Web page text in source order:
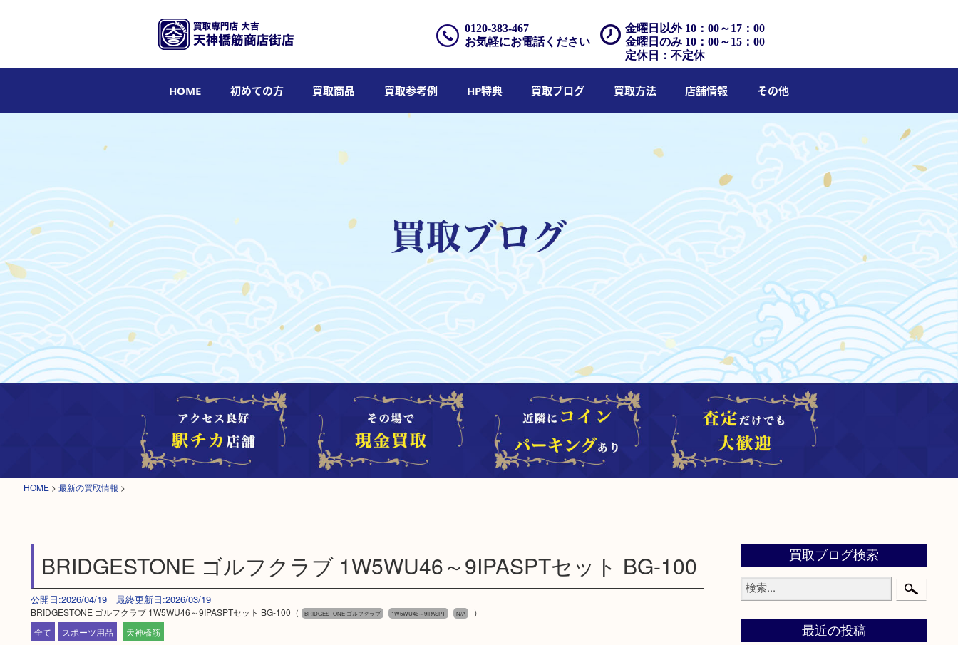
金曜日以外 10：00～17：00
金曜日のみ 10：00～15：00
定休日：不定休
0120-383-467
お気軽にお電話ください
HOME 初めての方 買取商品 買取参考例 HP特典 買取ブログ 買取方法 店舗情報 その他
HOME > 最新の買取情報 >
BRIDGESTONE ゴルフクラブ 1W5WU46～9IPASPTセット BG-100
公開日:2026/04/19 最終更新日:2026/03/19
BRIDGESTONE ゴルフクラブ 1W5WU46～9IPASPTセット BG-100（ BRIDGESTONE ゴルフクラブ 1W5WU46～9IPASPT N/A
）
全て
スポーツ用品 天神橋筋
買取ブログ検索
最近の投稿